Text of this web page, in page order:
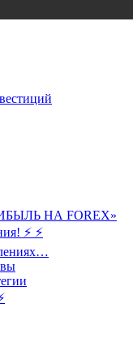
НА FOREX»
⚡ ⚡